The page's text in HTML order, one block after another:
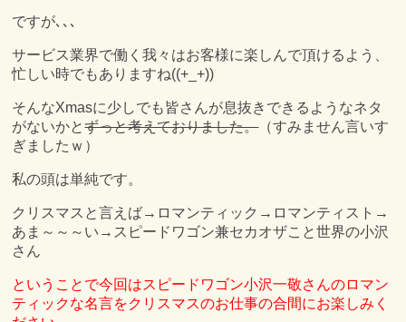
ですが､､､
サービス業界で働く我々はお客様に楽しんで頂けるよう、
忙しい時でもありますね((+_+))
そんなXmasに少しでも皆さんが息抜きできるようなネタ
がないかとずっと考えておりました。（すみません言いす
ぎましたｗ）
私の頭は単純です。
クリスマスと言えば→ロマンティック→ロマンティスト→
あま～～～い→スピードワゴン兼セカオザこと世界の小沢
さん
ということで今回はスピードワゴン小沢一敬さんのロマン
ティックな名言をクリスマスのお仕事の合間にお楽しみく